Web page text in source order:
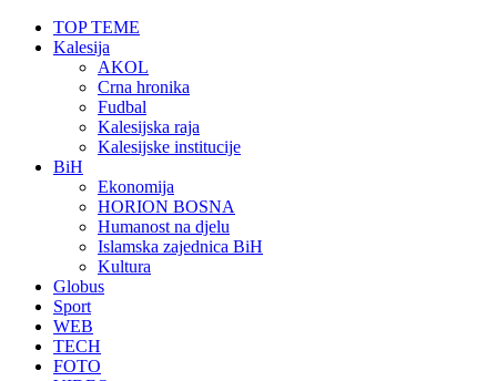
TOP TEME
Kalesija
AKOL
Crna hronika
Fudbal
Kalesijska raja
Kalesijske institucije
BiH
Ekonomija
HORION BOSNA
Humanost na djelu
Islamska zajednica BiH
Kultura
Globus
Sport
WEB
TECH
FOTO